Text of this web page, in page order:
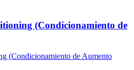
(Condicionamiento de
(Condicionamiento de Aumento